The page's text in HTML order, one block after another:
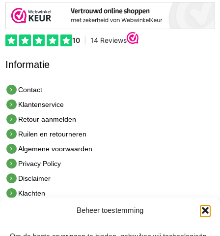
Beheer toestemming
Informatie
Contact
Klantenservice
Retour aanmelden
Ruilen en retourneren
Algemene voorwaarden
Privacy Policy
Disclaimer
Klachten
hetindustriehuis B.V.